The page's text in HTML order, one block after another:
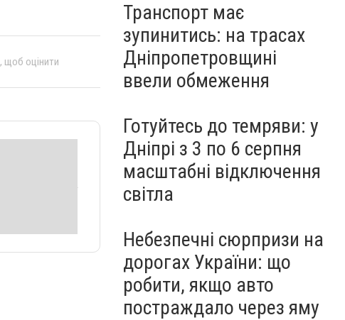
, щоб оцінити
Транспорт має
зупинитись: на трасах
Дніпропетровщині
ввели обмеження
Готуйтесь до темряви: у
Дніпрі з 3 по 6 серпня
масштабні відключення
світла
Небезпечні сюрпризи на
дорогах України: що
робити, якщо авто
постраждало через яму